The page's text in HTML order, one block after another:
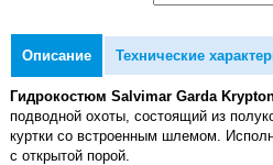
Описание Технические
Гидрокостюм Salvimar Garda
подводной охоты, состоящий из
куртки со встроенным шлемом.
с открытой порой.